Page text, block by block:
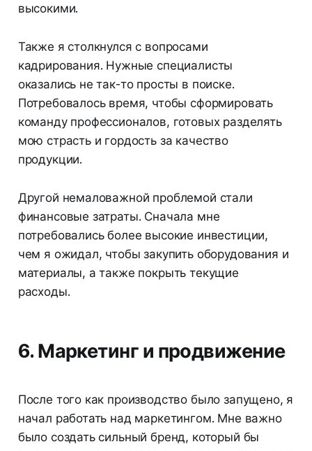
высокими.
Также я столкнулся с вопросами
кадрирования. Нужные специалисты
оказались не так-то просты в поиске.
Потребовалось время, чтобы сформировать
команду профессионалов, готовых разделять
мою страсть и гордость за качество
продукции.
Другой немаловажной проблемой стали
финансовые затраты. Сначала мне
потребовались более высокие инвестиции,
чем я ожидал, чтобы закупить оборудования и
материалы, а также покрыть текущие
расходы.
6. Маркетинг и продвижение
После того как производство было запущено, я
начал работать над маркетингом. Мне важно
было создать сильный бренд, который бы